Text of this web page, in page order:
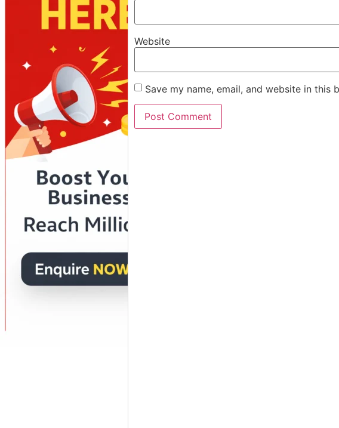
Website
Save my name, email, and website in